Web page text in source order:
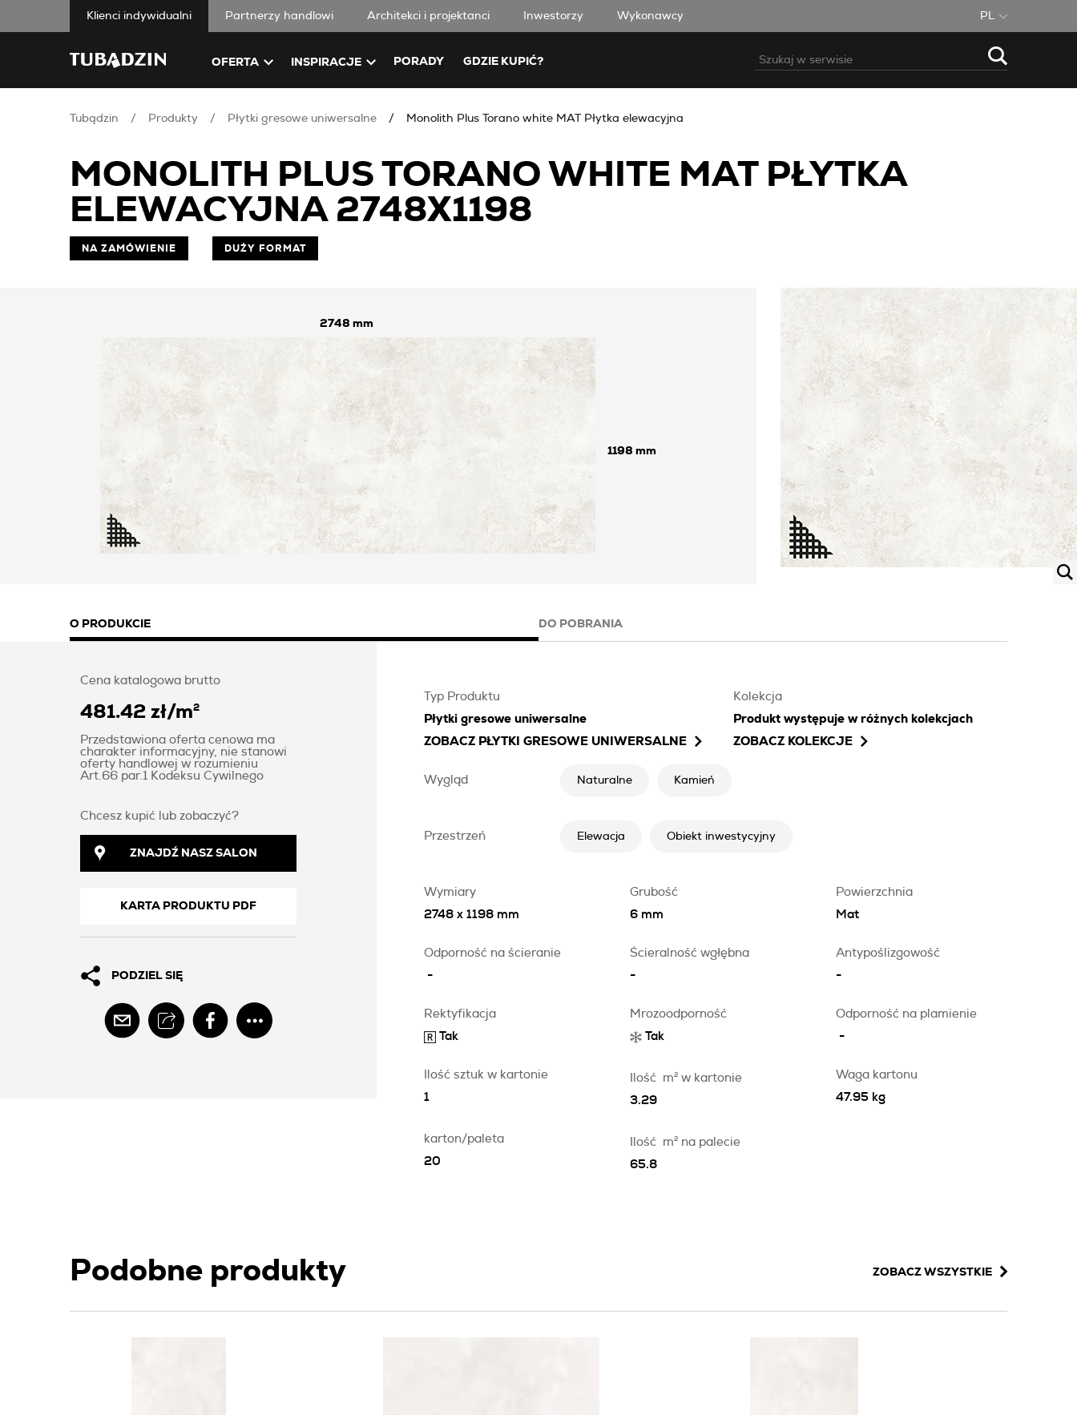
Klienci indywidualni Partnerzy handlowi Architekci i projektanci Inwestorzy Wykonawcy PL
OFERTA INSPIRACJE PORADY GDZIE KUPIĆ?
Tubądzin Produkty Płytki gresowe uniwersalne Monolith Plus Torano white MAT Płytka elewacyjna
MONOLITH PLUS TORANO WHITE MAT PŁYTKA
ELEWACYJNA 2748X1198
NA ZAMÓWIENIE DUŻY FORMAT
2748
1198
O PRODUKCIE DO POBRANIA
Cena katalogowa brutto
481.42 zł/m2
Przedstawiona oferta cenowa ma
charakter informacyjny, nie stanowi
oferty handlowej w rozumieniu
Art.66 par.1 Kodeksu Cywilnego
Chcesz kupić lub zobaczyć?
ZNAJDŹ NASZ SALON
KARTA PRODUKTU PDF
PODZIEL SIĘ
Typ Produktu
Płytki gresowe uniwersalne
ZOBACZ PŁYTKI GRESOWE UNIWERSALNE
Kolekcja
Produkt występuje w różnych kolekcjach
ZOBACZ KOLEKCJE
Wygląd Naturalne Kamień
Przestrzeń Elewacja Obiekt inwestycyjny
Wymiary
2748 x 1198 mm
Grubość
6 mm
Powierzchnia
Mat
Odporność na ścieranie
-
Ścieralność wgłębna
-
Antypoślizgowość
-
Rektyfikacja
Tak
Mrozoodporność
Tak
Odporność na plamienie
-
Ilość sztuk w kartonie
1
Ilość m2 w kartonie
3.29
Waga kartonu
47.95 kg
karton/paleta
20
Ilość m2
na palecie
65.8
Podobne produkty ZOBACZ WSZYSTKIE